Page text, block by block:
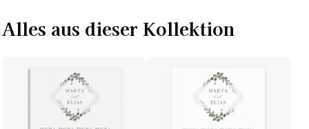
Alles aus dieser Kollektion